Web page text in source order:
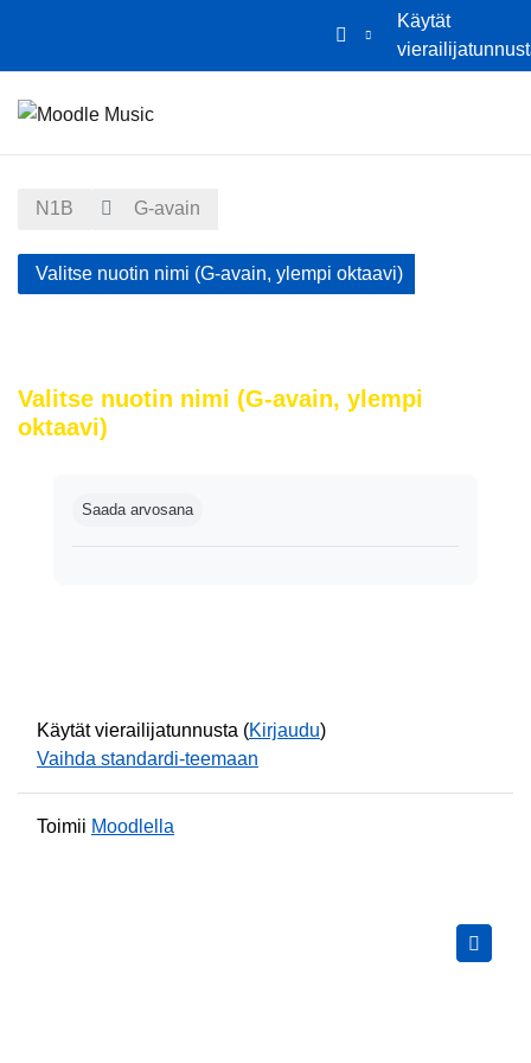
Käytät
N1B G-avain
Valitse nuotin nimi (G-avain, ylempi oktaavi)
Valitse nuotin nimi (G-avain, ylempi
oktaavi)
Saada arvosana
Käytät vierailijatunnusta (Kirjaudu)
Vaihda standardi-teemaan
Toimii Moodlella